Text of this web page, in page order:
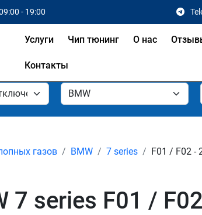
- 19:00
Услуги Чип тюнинг О нас
Контакты
газов BMW 7 series F01 / F02 -
7 series F01 /